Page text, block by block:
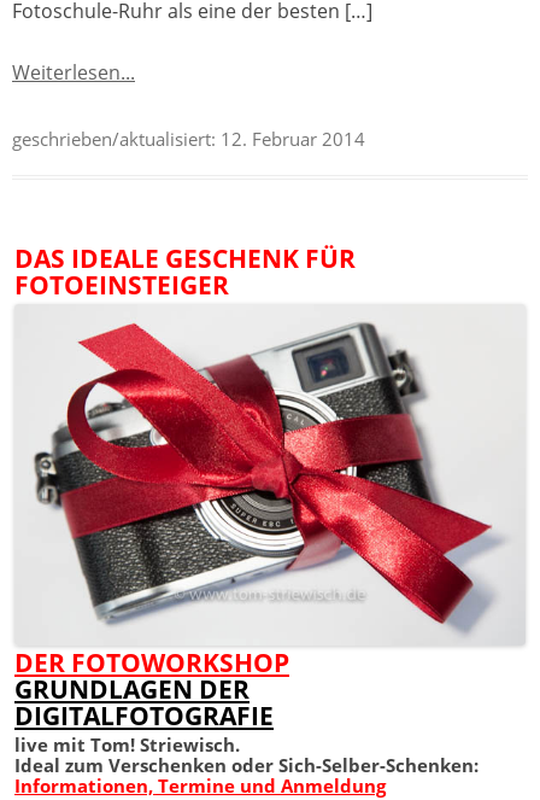
Fotoschule-Ruhr als eine der besten […]
Weiterlesen...
geschrieben/aktualisiert: 12. Februar 2014
DAS IDEALE GESCHENK FÜR
FOTOEINSTEIGER
DER FOTOWORKSHOP
GRUNDLAGEN DER
DIGITALFOTOGRAFIE
live mit Tom! Striewisch.
Ideal zum Verschenken oder Sich-Selber-Schenken:
Informationen, Termine und Anmeldung